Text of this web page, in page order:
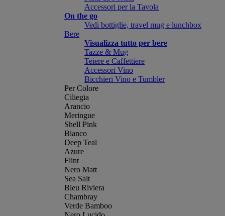
Accessori per la Tavola
On the go
Vedi bottiglie, travel mug e lunchbox
Bere
Visualizza tutto per bere
Tazze & Mug
Teiere e Caffettiere
Accessori Vino
Bicchieri Vino e Tumbler
Per Colore
Ciliegia
Arancio
Meringue
Shell Pink
Bianco
Deep Teal
Azure
Flint
Nero Matt
Sea Salt
Bleu Riviera
Chambray
Verde Bamboo